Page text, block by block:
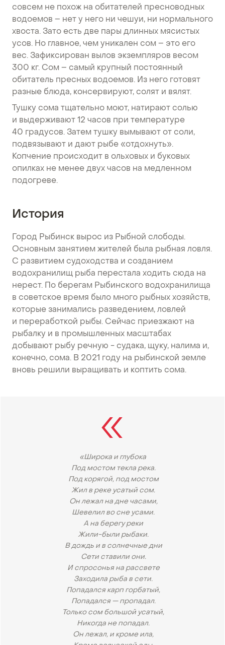
совсем не похож на обитателей пресноводных
водоемов – нет у него ни чешуи, ни нормального
хвоста. Зато есть две пары длинных мясистых
усов. Но главное, чем уникален сом – это его
вес. Зафиксирован вылов экземпляров весом
300 кг. Сом – самый крупный постоянный
обитатель пресных водоемов. Из него готовят
разные блюда, консервируют, солят и вялят.
Тушку сома тщательно моют, натирают солью
и выдерживают 12 часов при температуре
40 градусов. Затем тушку вымывают от соли,
подвязывают и дают рыбе «отдохнуть».
Копчение происходит в ольховых и буковых
опилках не менее двух часов на медленном
подогреве.
История
Город Рыбинск вырос из Рыбной слободы.
Основным занятием жителей была рыбная ловля.
С развитием судоходства и созданием
водохранилищ рыба перестала ходить сюда на
нерест. По берегам Рыбинского водохранилища
в советское время было много рыбных хозяйств,
которые занимались разведением, ловлей
и переработкой рыбы. Сейчас приезжают на
рыбалку и в промышленных масштабах
добывают рыбу речную - судака, щуку, налима и,
конечно, сома. В 2021 году на рыбинской земле
вновь решили выращивать и коптить сома.
«Широка и глубока
Под мостом текла река.
Под корягой, под мостом
Жил в реке усатый сом.
Он лежал на дне часами,
Шевелил во сне усами.
А на берегу реки
Жили-были рыбаки.
В дождь и в солнечные дни
Сети ставили они.
И спросонья на рассвете
Заходила рыба в сети.
Попадался карп горбатый,
Попадался — пропадал.
Только сом большой усатый,
Никогда не попадал.
Он лежал, и кроме ила,